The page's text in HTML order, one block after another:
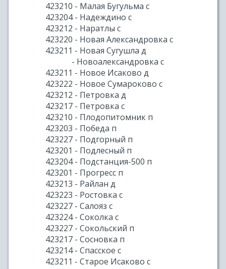
423210 - Малая Бугульма с
423204 - Надеждино с
423212 - Наратлы с
423220 - Новая Александровка с
423211 - Новая Сугушла д
- Новоалександровка с
423211 - Новое Исаково д
423222 - Новое Сумароково с
423212 - Петровка д
423217 - Петровка с
423210 - Плодопитомник п
423203 - Победа п
423227 - Подгорный п
423201 - Подлесный п
423204 - Подстанция-500 п
423201 - Прогресс п
423213 - Райлан д
423223 - Ростовка с
423227 - Салояз с
423224 - Соколка с
423227 - Сокольский п
423217 - Сосновка п
423214 - Спасское с
423211 - Старое Исаково с